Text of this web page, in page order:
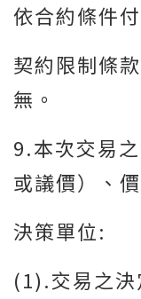
依合約條件付
契約限制條
無。
9.本次交易
或議價）、
決策單位:
(1).交易之決